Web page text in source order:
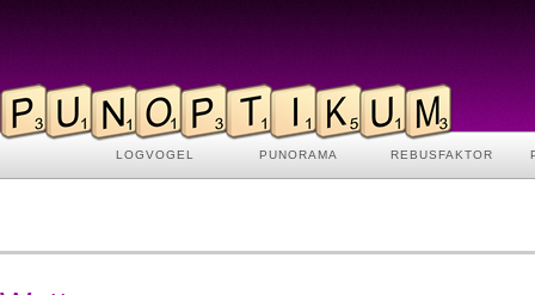
LOGVOGEL PUNORAMA REBUSFAKTOR